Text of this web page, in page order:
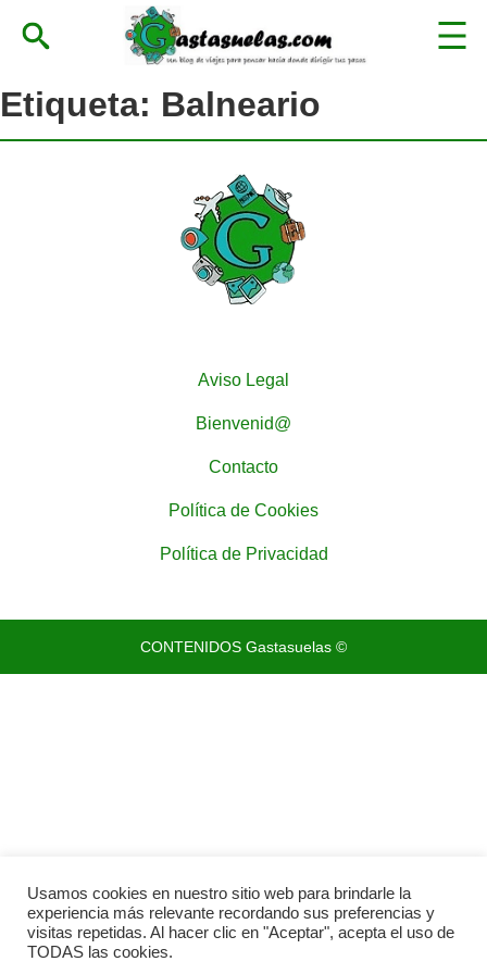
Etiqueta: Balneario
Aviso Legal
Bienvenid@
Contacto
Política de Cookies
Política de Privacidad
CONTENIDOS Gastasuelas ©
Usamos cookies en nuestro sitio web para brindarle la
experiencia más relevante recordando sus preferencias y
visitas repetidas. Al hacer clic en "Aceptar", acepta el uso de
TODAS las cookies.